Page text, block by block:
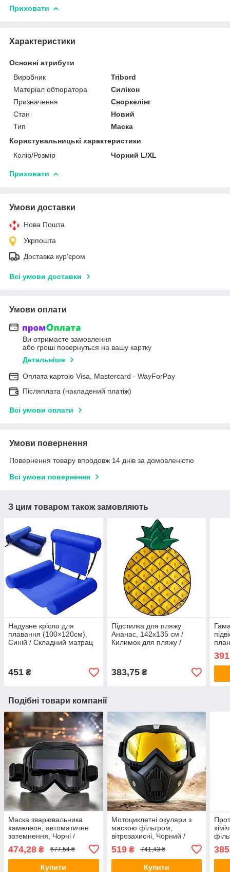
Приховати
Характеристики
Основні атрибути
Виробник
Tribord
Матеріал обтюратора
Силікон
Призначення
Сноркелінг
Стан
Новий
Тип
Маска
Користувальницькі характеристики
Колір/Розмір
Чорний L/XL
Приховати
Умови доставки
Нова Пошта
Укрпошта
Доставка кур'єром
Всі умови доставки
Умови оплати
Ви отримаєте замовлення
або гроші повернуться на вашу картку
Детальніше
Оплата картою Visa, Mastercard - WayForPay
Післяплата (накладений платіж)
Всі умови оплати
Умови повернення
Повернення товару впродовж 14 днів за домовленістю
Всі умови повернення
З цим товаром також замовляють
Надувне крісло для
плавання (100×120см),
Синій / Складний матрац
451 ₴
Підстилка для пляжу
Ананас, 142х135 см /
Килимок для пляжу /
383,75₴
Подібні товари компанії
Маска зварювальника
хамелеон, автоматичне
затемнення, Чорні /
Окуляри для зварювання /
Захисна маска для
зварювальних робіт
474,28 ₴ 677,54 ₴
Купити
Мотоциклетні окуляри з
маскою фільтром,
вітрозахисні, Чорний /
шолома / Маска для
сноуборда
519₴ 741,43 ₴
Купити
30